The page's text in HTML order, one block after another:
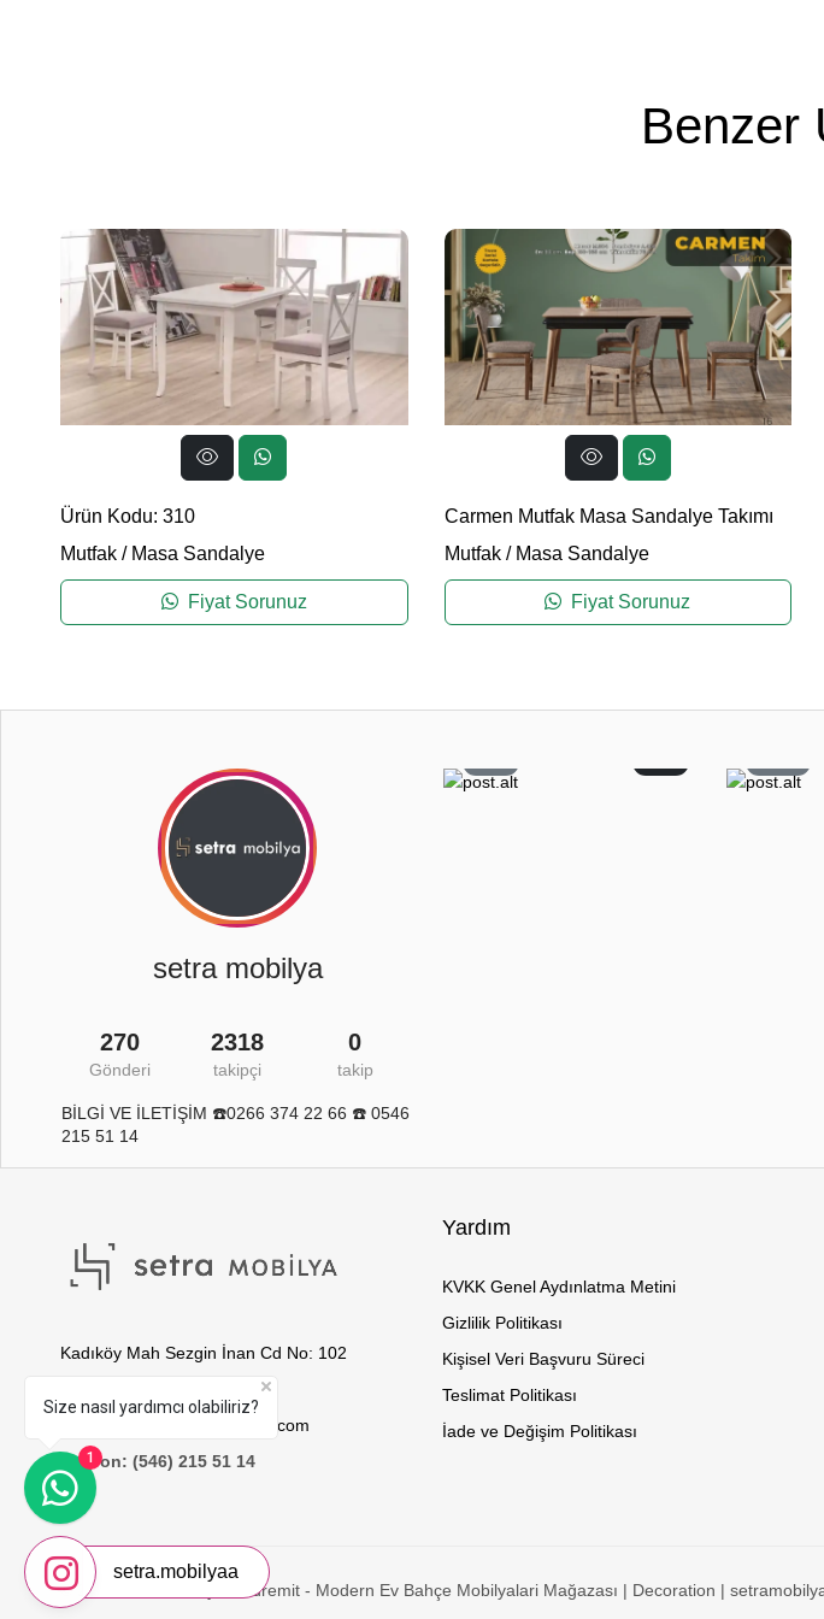
Benzer
Ürün Kodu: 310
Mutfak / Masa Sandalye
Fiyat Sorunuz
Carmen Mutfak Masa Sandalye Takımı
Mutfak/ Masa Sandalye
Fiyat Sorunuz
setra mobilya
270
Gönderi
2318
takipçi
0
takip
BİLGİ VE İLETİŞİM ☎️0266 374 22 66 ☎️ 0546
215 51 14
Kadıköy Mah Sezgin İnan Cd No: 102
E-Posta: info@setramobilya.com
Telefon: (546) 215 51 14
Yardım
KVKK Genel Aydınlatma Metini
Gizlilik Politikası
Kişisel Veri Başvuru Süreci
Teslimat Politikası
İade ve Değişim Politikası
© 2026 Setra Mobilya - Edremit - Modern Ev Bahçe Mobilyalari Mağazası | Decoration |
setra.mobilyaa
Size nasıl yardımcı olabiliriz?
1